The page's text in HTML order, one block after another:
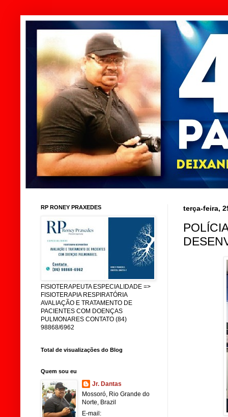
terça-feira,
RP RONEY PRAXEDES
FISIOTERAPEUTA ESPECIALIDADE =>
FISIOTERAPIA RESPIRATÓRIA
AVALIAÇÃO E TRATAMENTO DE
PACIENTES COM DOENÇAS
PULMONARES CONTATO (84)
98868/6962
Total de visualizações do Blog
Quem sou eu
Jr. Dantas
Mossoró, Rio Grande do
Norte, Brazil
E-mail: